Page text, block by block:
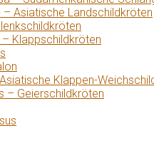
Asiatische Landschildkröten
Klappschildkröten
Klappen-
– Geierschildkröten